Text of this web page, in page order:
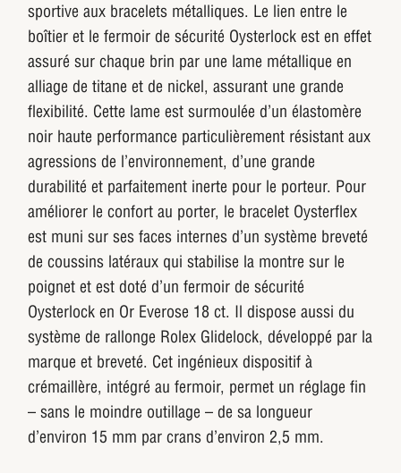
sportive aux bracelets métalliques. Le lien entre le
boîtier et le fermoir de sécurité Oysterlock est en effet
assuré sur chaque brin par une lame métallique en
alliage de titane et de nickel, assurant une grande
flexibilité. Cette lame est surmoulée d’un élastomère
noir haute performance particulièrement résistant aux
agressions de l’environnement, d’une grande
durabilité et parfaitement inerte pour le porteur. Pour
améliorer le confort au porter, le bracelet Oysterflex
est muni sur ses faces internes d’un système breveté
de coussins latéraux qui stabilise la montre sur le
poignet et est doté d’un fermoir de sécurité
Oysterlock en Or Everose 18 ct. Il dispose aussi du
système de rallonge Rolex Glidelock, développé par la
marque et breveté. Cet ingénieux dispositif à
crémaillère, intégré au fermoir, permet un réglage fin
– sans le moindre outillage – de sa longueur
d’environ 15 mm par crans d’environ 2,5 mm.